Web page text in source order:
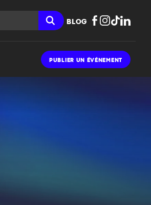
BLOG
PUBLIER UN ÉVÉNEMENT